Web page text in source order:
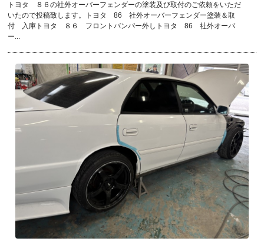
トヨタ ８６の社外オーバーフェンダーの塗装及び取付のご依頼をいただ
いたので投稿致します。トヨタ 86 社外オーバーフェンダー塗装＆取
付 入庫トヨタ ８６ フロントバンパー外しトヨタ 86 社外オーバ
ー...